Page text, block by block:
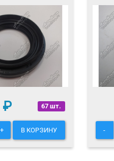
67 шт.
₽
+ В КОРЗИНУ -